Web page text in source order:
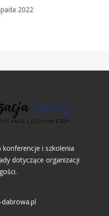
2022
i szkolenia
dotyczące organizacji